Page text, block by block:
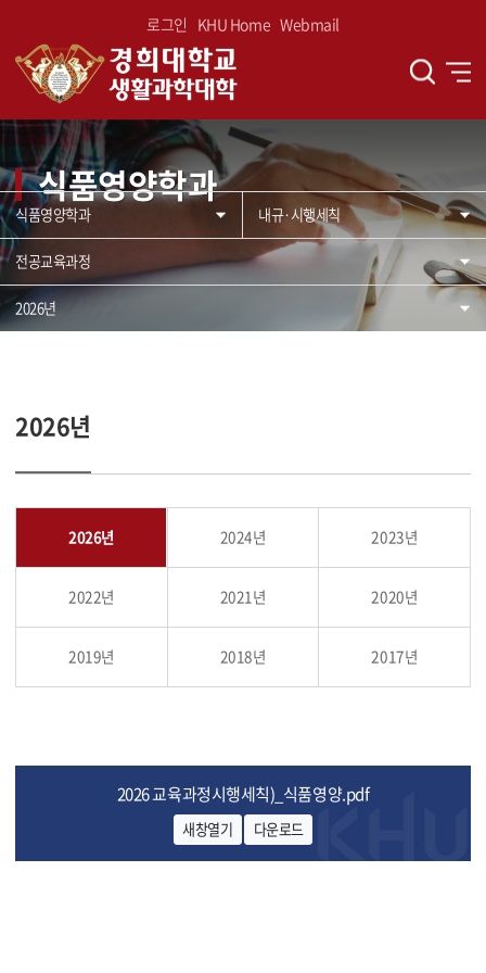
로그인 KHU Home Webmail
식품영양학과
식품영양학과 내규·시행세칙
전공교육과정
2026년
2026년
2026년 2024년 2023년
2022년 2021년 2020년
2019년 2018년 2017년
2026 교육과정시행세칙)_식품영양.pdf
새창열기 다운로드